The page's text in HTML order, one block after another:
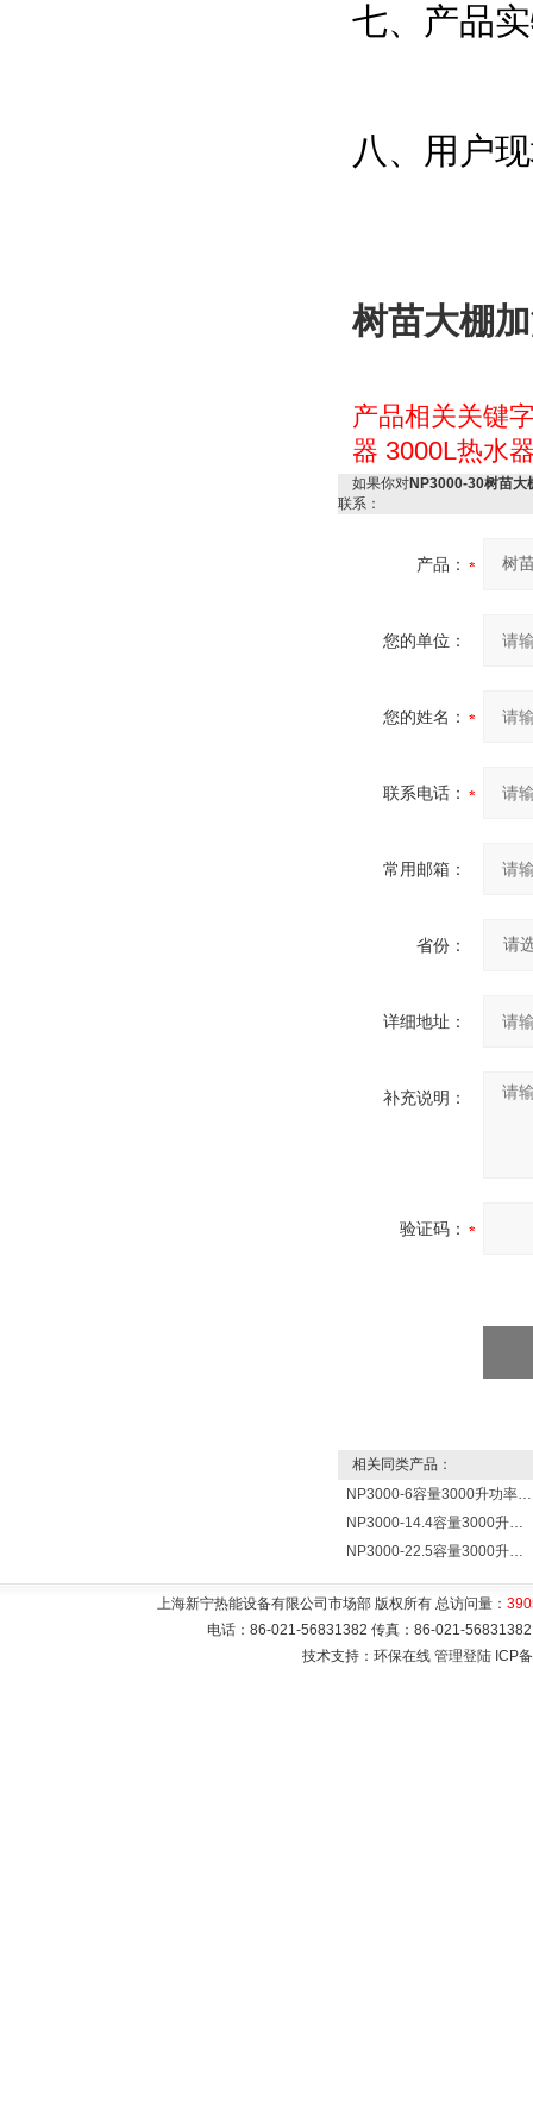
七、产品
八、用户
树苗大棚
产品相关关键
器 3000L热水
如果你对NP3000-30树苗大
联系：
产品：
您的单位：
您的姓名：
联系电话：
常用邮箱：
省份：
详细地址：
补充说明：
验证码：
相关同类产品：
NP3000-6容量3000升功率6000瓦新宁电热水器 热水锅炉
NP3000-14.4容量3000升功率14400瓦蓄热式电热水器 热水锅炉
NP3000-22.5容量3000升功率22500瓦储热式电热水器 热水锅炉
上海新宁热能设备有限公司市场部 版权所有 总访问量：
电话：86-021-56831382 传真：86-021-
技术支持：环保在线 管理登陆 ICP